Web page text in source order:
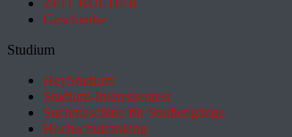
ZEIT BÜCHER
Geschenke
Studium
HeyStudium
Studium-Interessentest
Suchmaschine für Studiengänge
Hochschulranking